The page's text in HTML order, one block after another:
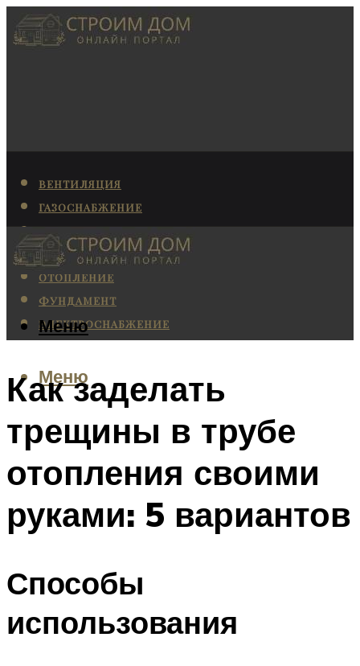
ВЕНТИЛЯЦИЯ
ГАЗОСНАБЖЕНИЕ
КАНАЛИЗАЦИЯ
КОНДИЦИОНИРОВАНИЕ
ОТОПЛЕНИЕ
ФУНДАМЕНТ
ЭЛЕКТРОСНАБЖЕНИЕ
Меню
Меню
Как заделать
трещины в трубе
отопления своими
руками: 5 вариантов
Способы
использования